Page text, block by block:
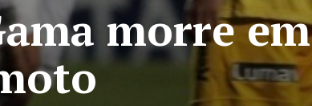
morre em